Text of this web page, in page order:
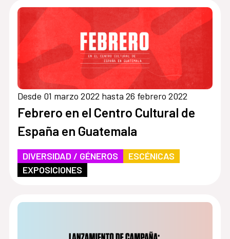
Desde 01 marzo 2022 hasta 26 febrero 2022
Febrero en el Centro Cultural de
España en Guatemala
DIVERSIDAD / GÉNEROS
ESCÉNICAS
EXPOSICIONES